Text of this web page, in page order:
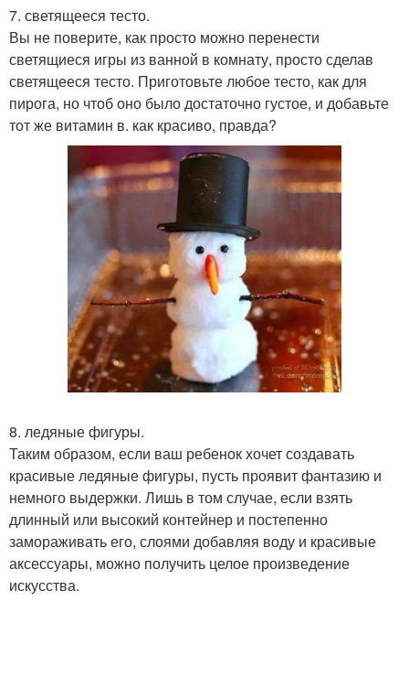
7. светящееся тесто.
Вы не поверите, как просто можно перенести
светящиеся игры из ванной в комнату, просто сделав
светящееся тесто. Приготовьте любое тесто, как для
пирога, но чтоб оно было достаточно густое, и добавьте
тот же витамин в. как красиво, правда?
8. ледяные фигуры.
Таким образом, если ваш ребенок хочет создавать
красивые ледяные фигуры, пусть проявит фантазию и
немного выдержки. Лишь в том случае, если взять
длинный или высокий контейнер и постепенно
замораживать его, слоями добавляя воду и красивые
аксессуары, можно получить целое произведение
искусства.